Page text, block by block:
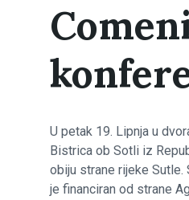
U petak 19. Lipnja u
Bistrica ob Sotli iz
obiju strane rijeke Sutle.
je financiran od strane